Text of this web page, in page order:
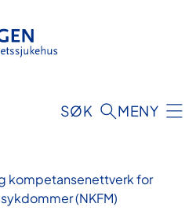
SØK MENY
kompetansenettverk for
(NKFM)